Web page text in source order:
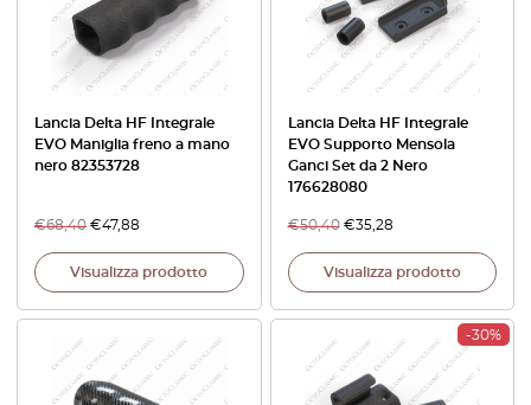
Lancia Delta HF Integrale
EVO Maniglia freno a mano
nero 82353728
€68,40 €47,88
Visualizza prodotto
Lancia Delta HF Integrale
EVO Supporto Mensola
Ganci Set da 2 Nero
176628080
€50,40 €35,28
Visualizza prodotto
-30%